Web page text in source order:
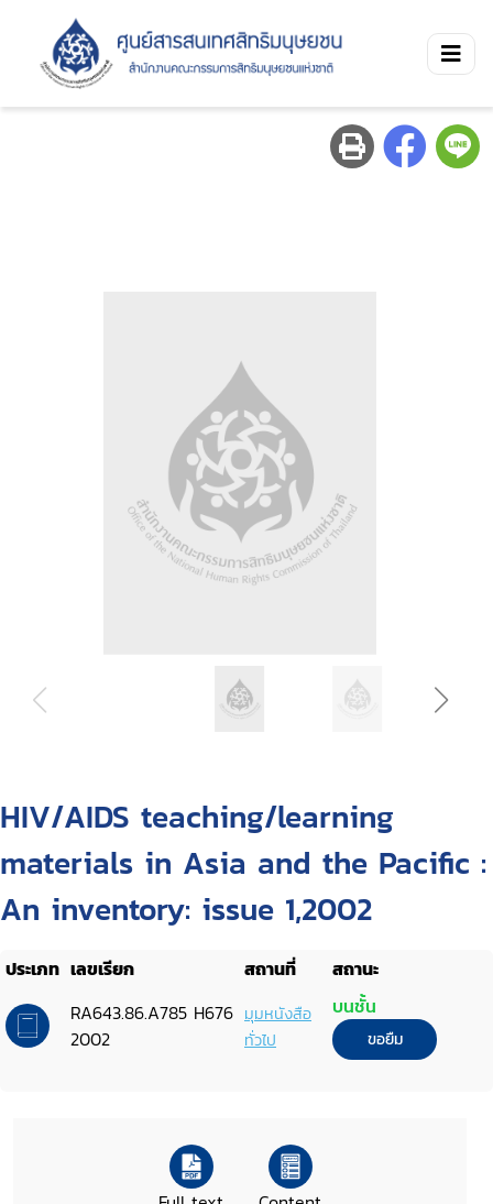
HIV/AIDS teaching/learning
materials in Asia and the Pacific :
An inventory: issue 1,2002
ประเภท เลขเรียก สถานที่
สถานะ
RA643.86.A785 H676
2002
มุมหนังสือ
ทั่วไป
บนชั้น
ขอยืม